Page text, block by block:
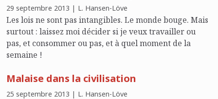
29 septembre 2013 | L. Hansen-Löve
Les lois ne sont pas intangibles. Le monde bouge. Mais
surtout : laissez moi décider si je veux travailler ou
pas, et consommer ou pas, et à quel moment de la
semaine !
Malaise dans la civilisation
25 septembre 2013 | L. Hansen-Löve